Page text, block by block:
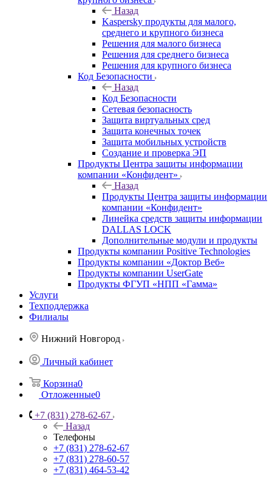
Назад
Kaspersky продукты для малого,
среднего и крупного бизнеса
Решения для малого бизнеса
Решения для среднего бизнеса
Решения для крупного бизнеса
Код Безопасности
Назад
Код Безопасности
Сетевая безопасность
Защита виртуальных сред
Защита конечных точек
Защита мобильных устройств
Создание и проверка ЭП
Продукты Центра защиты информации
компании «Конфидент»
Назад
Продукты Центра защиты информации
компании «Конфидент»
Линейка средств защиты информации
DALLAS LOCK
Дополнительные модули и продукты
Продукты компании Positive Technologies
Продукты компании «Доктор Веб»
Продукты компании UserGate
Продукты ФГУП «НПП «Гамма»
Услуги
Техподдержка
Филиалы
Нижний Новгород
Личный кабинет
Корзина0
Отложенные0
+7 (831) 278-62-67
Назад
Телефоны
+7 (831) 278-62-67
+7 (831) 278-60-57
+7 (831) 464-53-42